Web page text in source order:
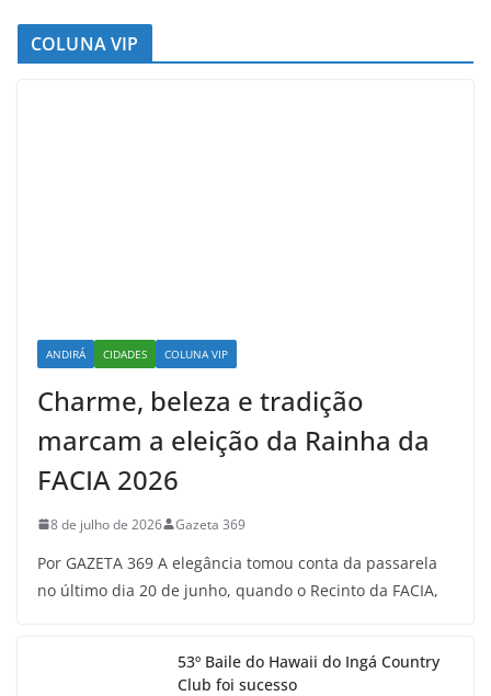
COLUNA VIP
ANDIRÁ CIDADES COLUNA VIP
Charme, beleza e tradição
marcam a eleição da Rainha da
FACIA 2026
8 de julho de 2026 Gazeta 369
Por GAZETA 369 A elegância tomou conta da passarela
no último dia 20 de junho, quando o Recinto da FACIA,
53º Baile do Hawaii do Ingá Country
Club foi sucesso